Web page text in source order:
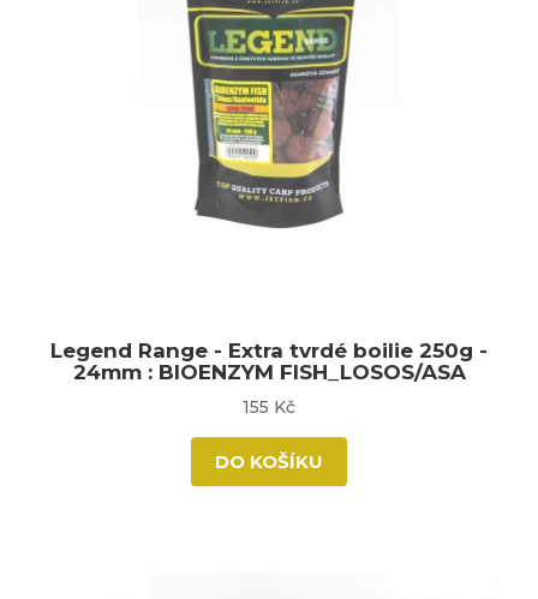
Legend Range - Extra tvrdé boilie 250g -
24mm : BIOENZYM FISH_LOSOS/ASA
155 Kč
DO KOŠÍKU